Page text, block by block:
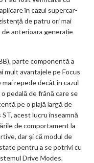
în cazul supercar-
de patru ori mai
anterioara generație
parte componentă a
mult avantajele pe Focus
repede decât în cazul
pedală de frână care se
pe o plajă largă de
acest lucru înseamnă
de comportament la
dar și că modul de
pentru a se potrivi cu
Drive Modes.